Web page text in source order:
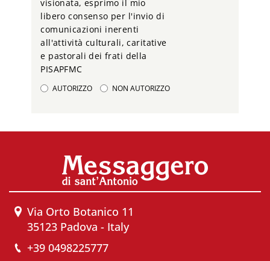
visionata, esprimo il mio
libero consenso per l'invio di
comunicazioni inerenti
all'attività culturali, caritative
e pastorali dei frati della
PISAPFMC
AUTORIZZO NON AUTORIZZO
Via Orto Botanico 11
35123 Padova - Italy
+39 0498225777